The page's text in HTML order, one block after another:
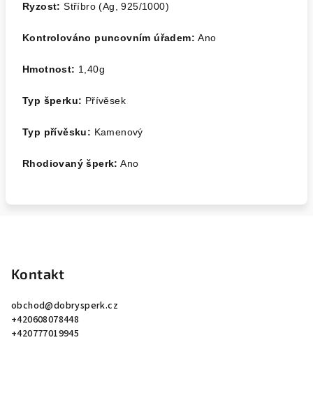
Ryzost: Stříbro (Ag, 925/1000)
Kontrolováno puncovním úřadem:Ano
Hmotnost: 1,40g
Typ šperku: Přívěsek
Typ přívěsku: Kamenový
Rhodiovaný šperk: Ano
Kontakt
obchod@dobrysperk.cz
+420608078448
+420777019945